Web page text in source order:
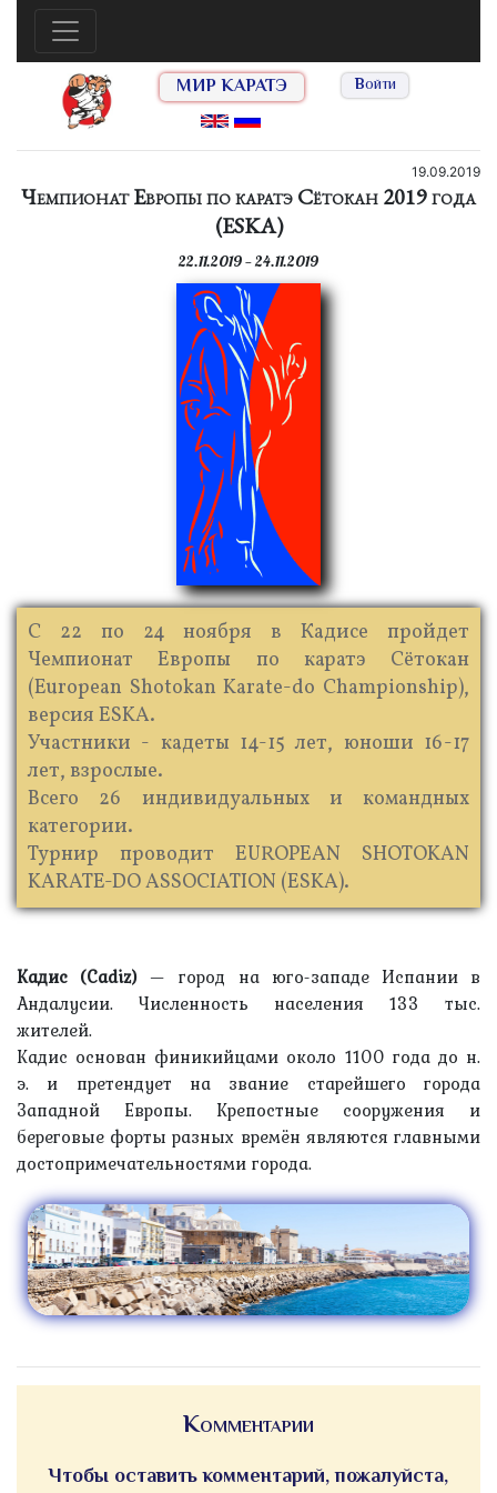
МИР КАРАТЭ Войти
19.09.2019
Чемпионат Европы по каратэ Сётокан 2019 года
(ESKA)
22.11.2019 — 24.11.2019
С 22 по 24 ноября в Кадисе пройдет
Чемпионат Европы по каратэ Сётокан
(European Shotokan Karate-do Championship),
версия ESKA.
Участники - кадеты 14-15 лет, юноши 16-17
лет, взрослые.
Всего 26 индивидуальных и командных
категории.
Турнир проводит EUROPEAN SHOTOKAN
KARATE-DO ASSOCIATION (ESKA).
Кадис (Cаdiz) — город на юго-западе Испании в
Андалусии. Численность населения 133 тыс.
жителей.
Кадис основан финикийцами около 1100 года до н.
э. и претендует на звание старейшего города
Западной Европы. Крепостные сооружения и
береговые форты разных времён являются главными
достопримечательностями города.
Комментарии
Чтобы оставить комментарий, пожалуйста,